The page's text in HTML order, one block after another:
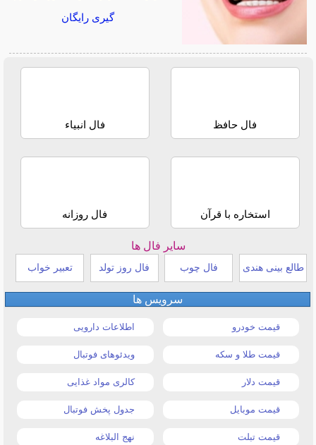
گیری رایگان
فال حافظ فال انبیاء
استخاره با قرآن فال روزانه
سایر فال ها
طالع بینی هندی فال چوب فال روز تولد تعبیر خواب
سرویس ها
قیمت خودرو اطلاعات دارویی
قیمت طلا و سکه ویدئوهای فوتبال
قیمت دلار کالری مواد غذایی
قیمت موبایل جدول پخش فوتبال
قیمت تبلت نهج البلاغه